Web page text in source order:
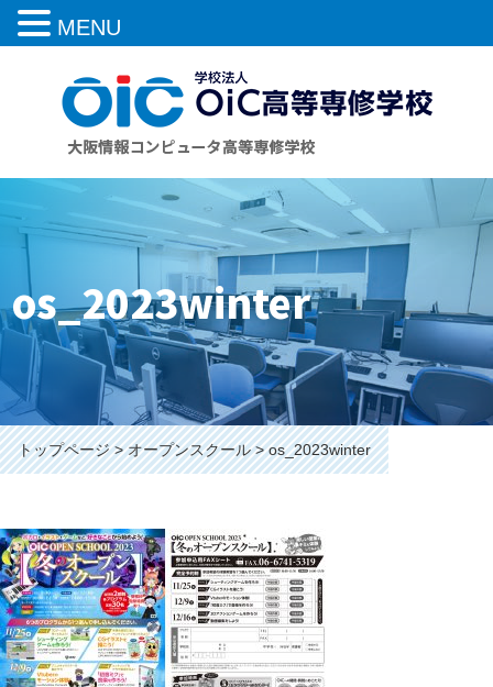
os_2023winter
トップページ オープンスクール os_2023winter
MENU